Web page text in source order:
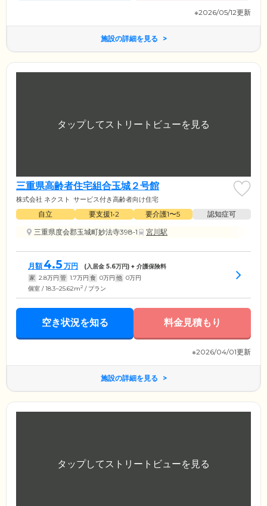
※2026/05/12更新
施設の詳細を見る
三重県高齢者住宅組合玉城２号館
株式会社 ネクスト サービス付き高齢者向け住宅
自立 要支援1•2 要介護1〜5
認知症可
三重県度会郡玉城町妙法寺398‐1
宮川駅
月額 4.5 万円 (入居金 5.6万円) + 介護保険料
家 2.8万円 管 1.7万円 食 0万円 他 0万円
個室 / 18.3~25.62m2 / プラン
空き状況を知る 料金見積もり
※2026/04/01更新
施設の詳細を見る